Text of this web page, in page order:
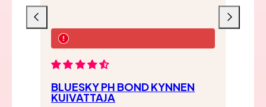
BLUESKY PH BOND KYNNEN
KUIVATTAJA
Liu'uta
vasemmalle
Liu'uta
oikealle